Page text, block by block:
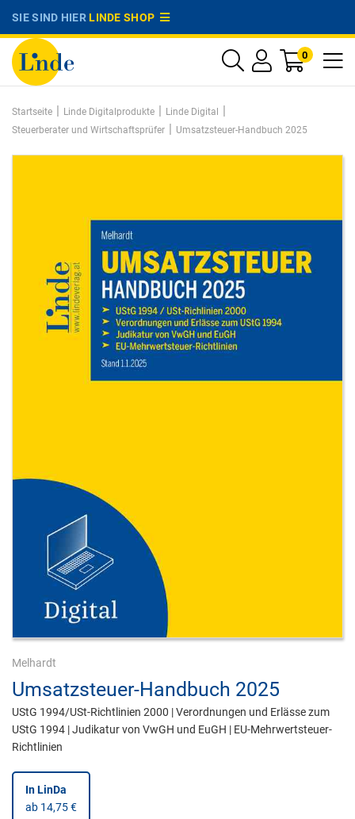
SIE SIND HIERLINDE SHOP
0
Startseite | Linde Digitalprodukte | Linde Digital |
Steuerberater und Wirtschaftsprüfer | Umsatzsteuer-Handbuch 2025
Melhardt
Umsatzsteuer-Handbuch 2025
UStG 1994/USt-Richtlinien 2000 | Verordnungen und Erlässe zum
UStG 1994 | Judikatur von VwGH und EuGH | EU-Mehrwertsteuer-
Richtlinien
In LinDa
ab 14,75 €